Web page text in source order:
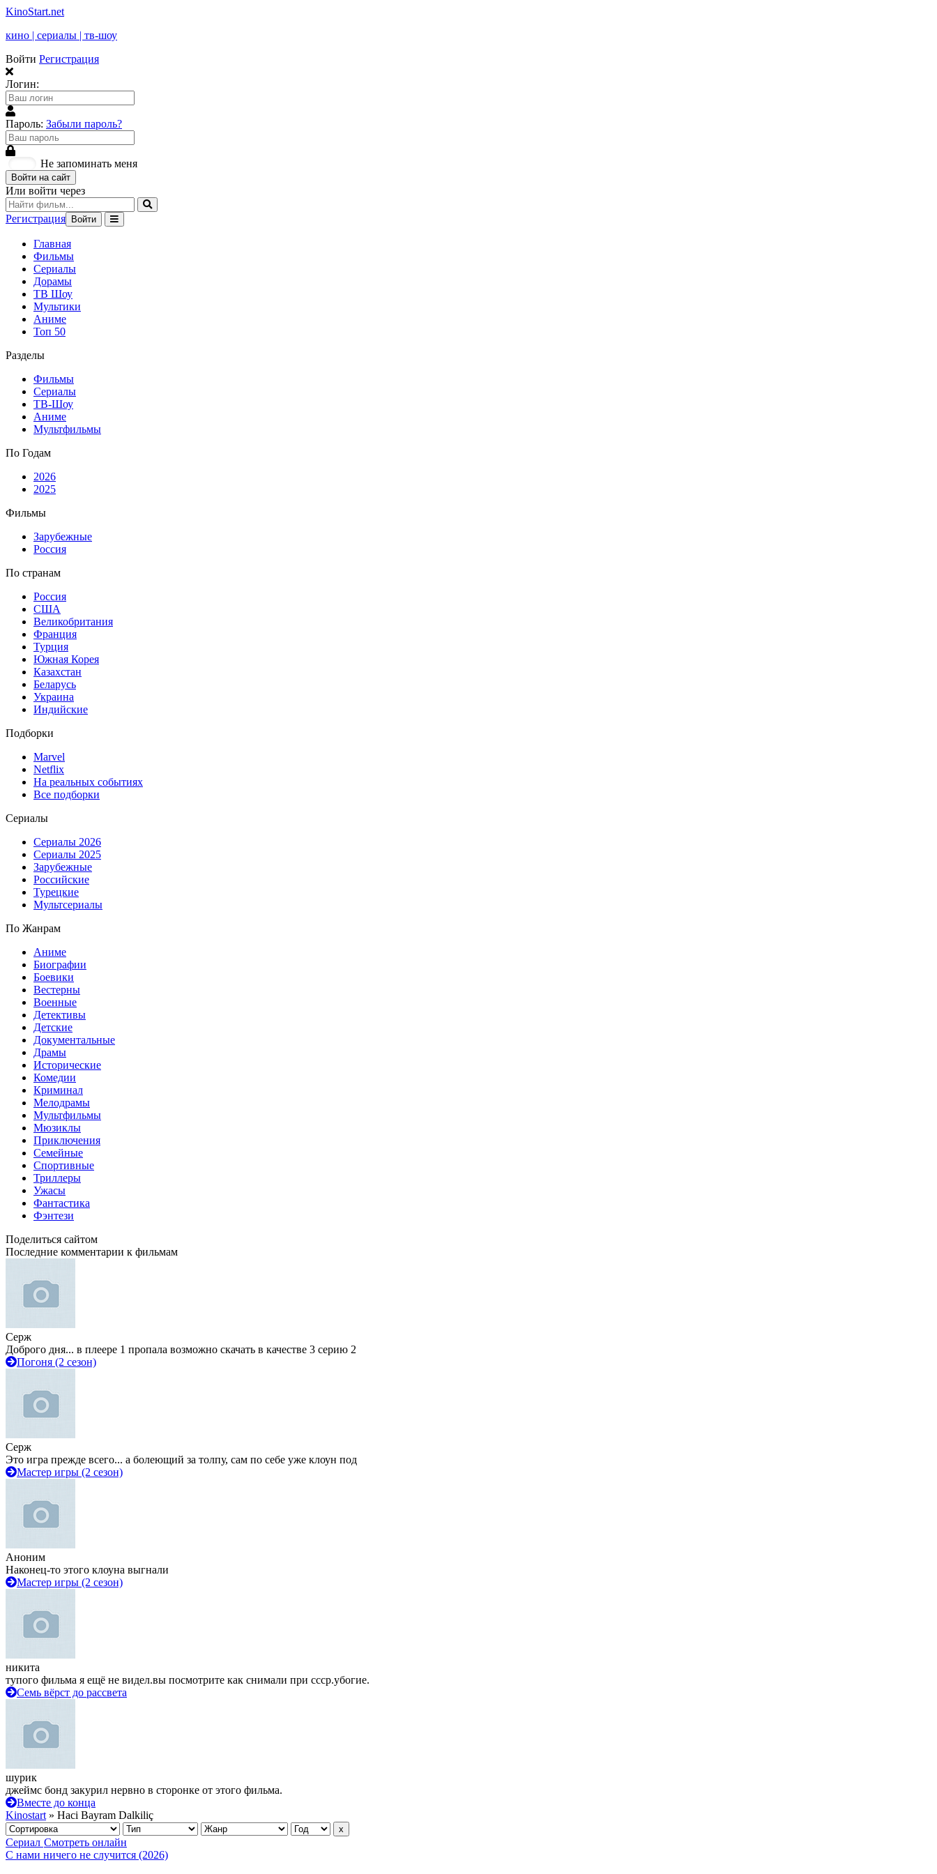
KinoStart.net
кино | сериалы | тв-шоу
Войти Регистрация
Логин:
Пароль: Забыли пароль?
Не запоминать меня
Войти на сайт
Или войти через
Регистрация Войти
Главная
Фильмы
Сериалы
Дорамы
ТВ Шоу
Мультики
Аниме
Топ 50
Разделы
Фильмы
Сериалы
ТВ-Шоу
Аниме
Мультфильмы
По Годам
2026
2025
Фильмы
Зарубежные
Россия
По странам
Россия
США
Великобритания
Франция
Турция
Южная Корея
Казахстан
Беларусь
Украина
Индийские
Подборки
Marvel
Netflix
На реальных событиях
Все подборки
Сериалы
Сериалы 2026
Сериалы 2025
Зарубежные
Российские
Турецкие
Мультсериалы
По Жанрам
Аниме
Биографии
Боевики
Вестерны
Военные
Детективы
Детские
Документальные
Драмы
Исторические
Комедии
Криминал
Мелодрамы
Мультфильмы
Мюзиклы
Приключения
Семейные
Спортивные
Триллеры
Ужасы
Фантастика
Фэнтези
Поделиться сайтом
Последние комментарии к фильмам
Серж
Доброго дня... в плеере 1 пропала возможно скачать в качестве 3 серию 2
Погоня (2 сезон)
Серж
Это игра прежде всего... а болеющий за толпу, сам по себе уже клоун под
Мастер игры (2 сезон)
Аноним
Наконец-то этого клоуна выгнали
Мастер игры (2 сезон)
никита
тупого фильма я ещё не видел.вы посмотрите как снимали при ссср.убогие.
Семь вёрст до рассвета
шурик
джеймс бонд закурил нервно в сторонке от этого фильма.
Вместе до конца
Kinostart » Haci Bayram Dalkiliç
Сериал Смотреть онлайн
С нами ничего не случится (2026)